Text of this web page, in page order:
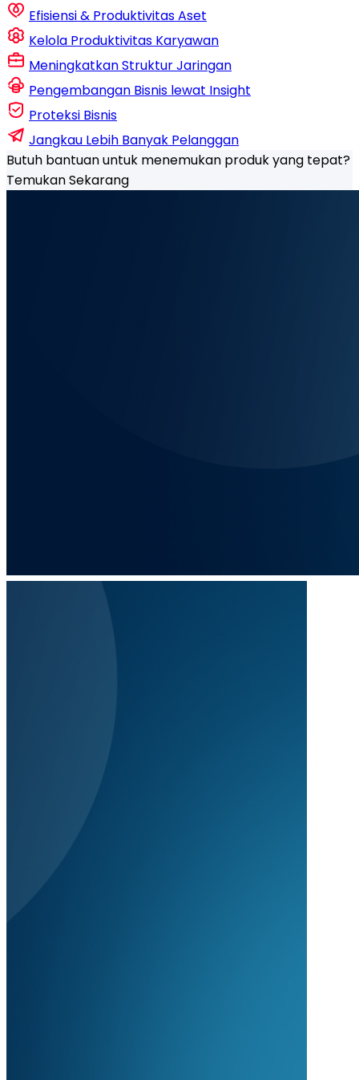
Efisiensi & Produktivitas Aset
Kelola Produktivitas Karyawan
Meningkatkan Struktur Jaringan
Pengembangan Bisnis lewat Insight
Proteksi Bisnis
Jangkau Lebih Banyak Pelanggan
Butuh bantuan untuk menemukan produk yang tepat?
Temukan Sekarang